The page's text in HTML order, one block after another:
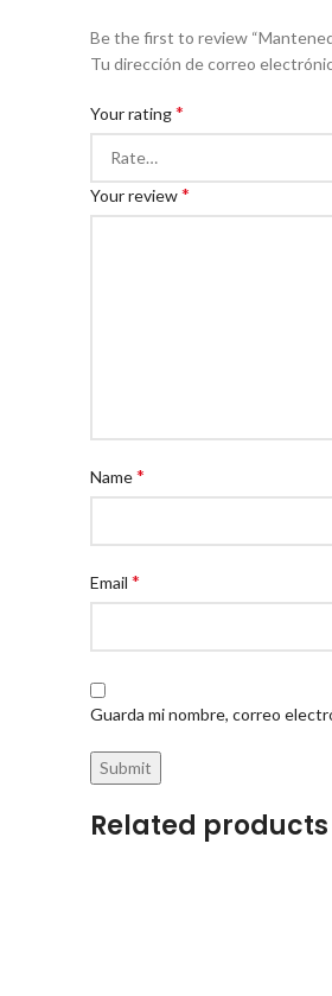
Be the first to review
Tu dirección de correo
Your rating*
Your review*
Name*
Email *
Guarda mi nombre, correo
Related products